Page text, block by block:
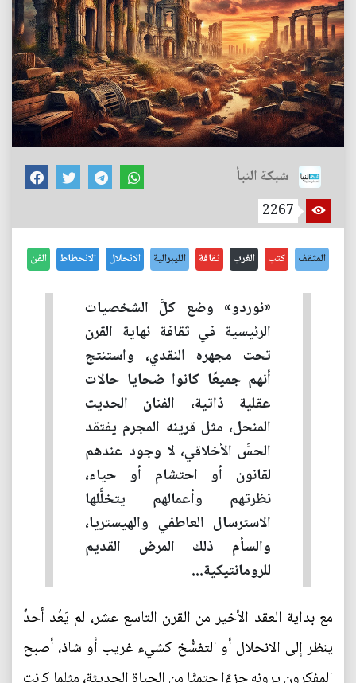
شبكة النبأ
2267
المثقف كتب الغرب ثقافة الليبرالية الانحلال الانحطاط الفن
«نوردو» وضع كلَّ الشخصيات
الرئيسية في ثقافة نهاية القرن
تحت مجهره النقدي، واستنتج
أنهم جميعًا كانوا ضحايا حالات
عقلية ذاتية، الفنان الحديث
المنحل، مثل قرينه المجرم يفتقد
الحسَّ الأخلاقي، لا وجود عندهم
لقانون أو احتشام أو حياء،
نظرتهم وأعمالهم يتخلَّلها
الاسترسال العاطفي والهيستريا،
والسأم ذلك المرض القديم
للرومانتيكية...
مع بداية العقد الأخير من القرن التاسع عشر، لم يَعُد أحدٌ
ينظر إلى الانحلال أو التفسُّخ كشيء غريب أو شاذ، أصبح